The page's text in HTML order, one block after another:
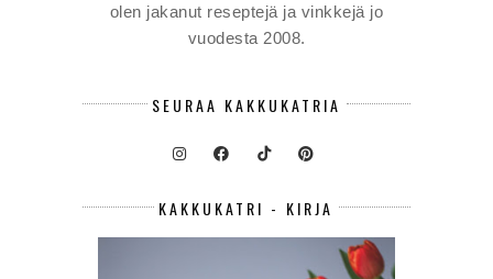
olen jakanut reseptejä ja vinkkejä jo
vuodesta 2008.
SEURAA KAKKUKATRIA
KAKKUKATRI - KIRJA